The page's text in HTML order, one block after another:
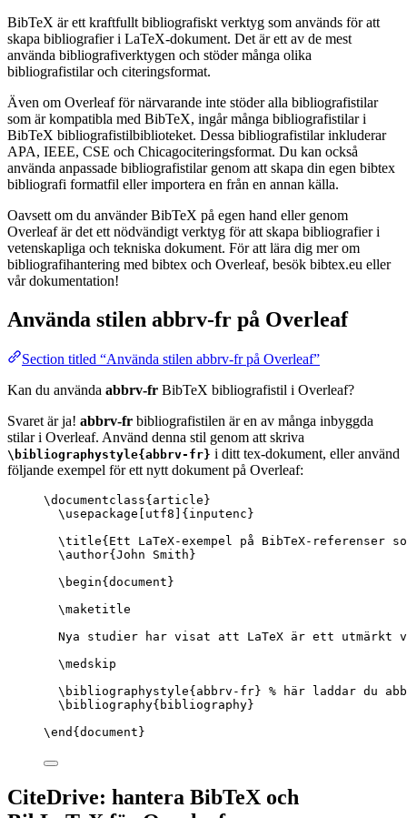
BibTeX är ett kraftfullt bibliografiskt verktyg som används för att
skapa bibliografier i LaTeX-dokument. Det är ett av de mest
använda bibliografiverktygen och stöder många olika
bibliografistilar och citeringsformat.
Även om Overleaf för närvarande inte stöder alla bibliografistilar
som är kompatibla med BibTeX, ingår många bibliografistilar i
BibTeX bibliografistilbiblioteket. Dessa bibliografistilar inkluderar
APA, IEEE, CSE och Chicagociteringsformat. Du kan också
använda anpassade bibliografistilar genom att skapa din egen bibtex
bibliografi formatfil eller importera en från en annan källa.
Oavsett om du använder BibTeX på egen hand eller genom
Overleaf är det ett nödvändigt verktyg för att skapa bibliografier i
vetenskapliga och tekniska dokument. För att lära dig mer om
bibliografihantering med bibtex och Overleaf, besök bibtex.eu eller
vår dokumentation!
Använda stilen abbrv-fr på Overleaf
Section titled “Använda stilen abbrv-fr på Overleaf”
Kan du använda abbrv-fr BibTeX bibliografistil i Overleaf?
Svaret är ja! abbrv-fr bibliografistilen är en av många inbyggda
stilar i Overleaf. Använd denna stil genom att skriva
\bibliographystyle{abbrv-fr} i ditt tex-dokument, eller använd
följande exempel för ett nytt dokument på Overleaf:
\documentclass{ article }
\usepackage
utf8 ]{ inputenc }
\title{Ett LaTeX-exempel på BibTeX-
\author{John Smith}
\begin{ document }
\maketitle
Nya studier har visat att LaTeX är ett utmärkt
\medskip
\bibliographystyle{abbrv-fr} % här laddar du
\bibliography{bibliography}
\end { document }
CiteDrive: hantera BibTeX och